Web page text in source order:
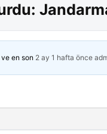
en son 2 ay 1 hafta önce